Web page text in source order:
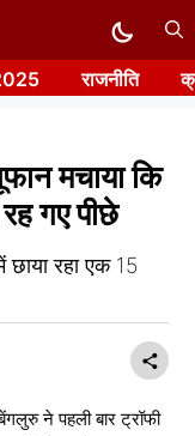
राजनीति
मचाया कि
गए पीछे
रहा एक 15
ने पहली बार ट्रॉफी